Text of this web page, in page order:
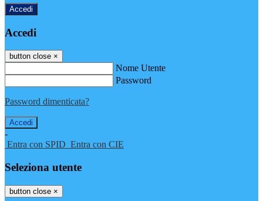
Accedi
Accedi
button close ×
Nome Utente
Password
Password dimenticata?
-
Entra con SPID Entra con CIE
Seleziona utente
button close ×